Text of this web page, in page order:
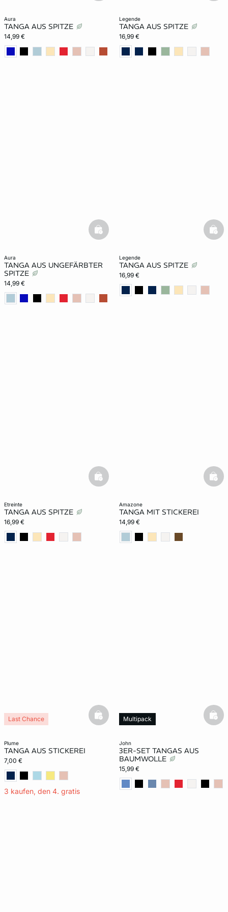
aura
TANGA AUS SPITZE
14,99 €
legende
TANGA AUS SPITZE
16,99 €
aura
TANGA AUS UNGEFÄRBTER
SPITZE
14,99 €
basketfull
legende
TANGA AUS SPITZE
16,99 €
etreinte
TANGA AUS SPITZE
16,99 €
basketfull
amazone
TANGA MIT STICKEREI
14,99 €
plume
TANGA AUS STICKEREI
7,00 €
3 kaufen, den 4. gratis
Last Chance basketfull
john
3ER-SET TANGAS AUS
BAUMWOLLE
15,99 €
Multipack